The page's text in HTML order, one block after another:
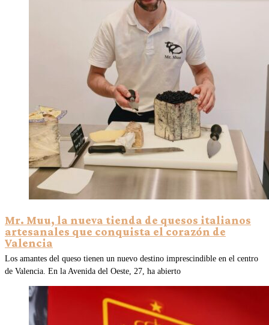
Mr. Muu, la nueva tienda de quesos italianos
artesanales que conquista el corazón de
Valencia
Los amantes del queso tienen un nuevo destino imprescindible en el centro
de Valencia. En la Avenida del Oeste, 27, ha abierto